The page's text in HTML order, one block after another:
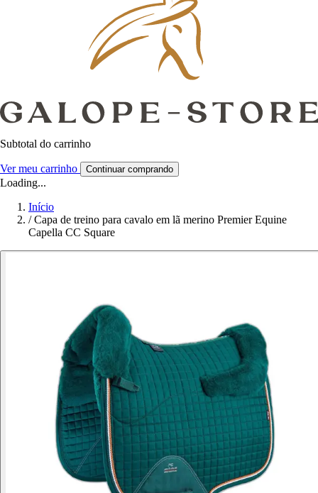
Subtotal do carrinho
Ver meu carrinho Continuar comprando
Loading...
Início
/ Capa de treino para cavalo em lã merino Premier Equine
Capella CC Square